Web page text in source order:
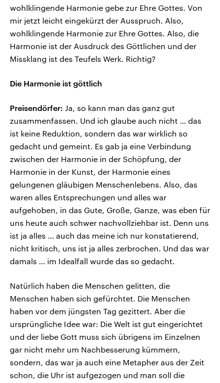
wohlklingende Harmonie gebe zur Ehre Gottes. Von
mir jetzt leicht eingekürzt der Ausspruch. Also,
wohlklingende Harmonie zur Ehre Gottes. Also, die
Harmonie ist der Ausdruck des Göttlichen und der
Missklang ist des Teufels Werk. Richtig?
Die Harmonie ist göttlich
Preisendörfer: Ja, so kann man das ganz gut
zusammenfassen. Und ich glaube auch nicht … das
ist keine Reduktion, sondern das war wirklich so
gedacht und gemeint. Es gab ja eine Verbindung
zwischen der Harmonie in der Schöpfung, der
Harmonie in der Kunst, der Harmonie eines
gelungenen gläubigen Menschenlebens. Also, das
waren alles Entsprechungen und alles war
aufgehoben, in das Gute, Große, Ganze, was eben für
uns heute auch schwer nachvollziehbar ist. Denn uns
ist ja alles … auch das meine ich nur konstatierend,
nicht kritisch, uns ist ja alles zerbrochen. Und das war
damals … im Idealfall wurde das so gedacht.
Natürlich haben die Menschen gelitten, die
Menschen haben sich gefürchtet. Die Menschen
haben vor dem jüngsten Tag gezittert. Aber die
ursprüngliche Idee war: Die Welt ist gut eingerichtet
und der liebe Gott muss sich übrigens im Einzelnen
gar nicht mehr um Nachbesserung kümmern,
sondern, das war ja auch eine Metapher aus der Zeit
schon, die Uhr ist aufgezogen und man soll die